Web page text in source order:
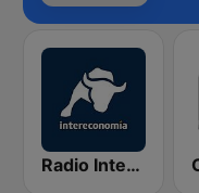
Radio Intereconomía